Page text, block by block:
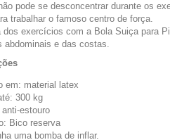
pode se desconcentrar durante os
trabalhar o famoso centro de força.
dos exercícios com a Bola Suiça para
abdominais e das costas.
em: material latex
300 kg
estouro
Bico reserva
uma bomba de inflar.